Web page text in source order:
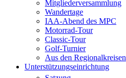
Mitgliederversammlung
Wandertage
IAA-Abend des MPC
Motorrad-Tour
Classic-Tour
Golf-Turnier
Aus den Regionalkreisen
Unterstützungseinrichtung